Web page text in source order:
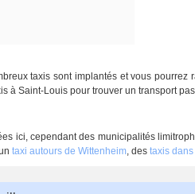
taxis sont implantés et vous
à Saint-Louis pour trouver un transport
ici, cependant des municipalités
taxi autours de Wittenheim, des taxis